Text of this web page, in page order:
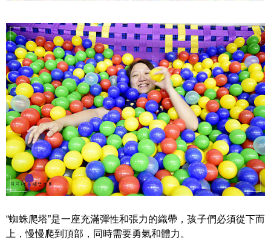
“蜘蛛爬塔”是一座充滿彈性和張力的織帶，孩子們必須從下而
上，慢慢爬到頂部，同時需要勇氣和體力。